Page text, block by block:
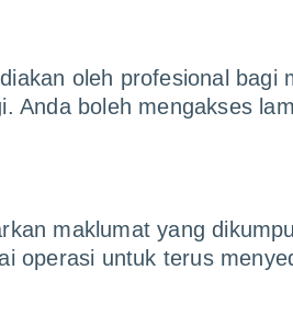
oleh profesional bagi
Anda boleh mengakses
maklumat yang
operasi untuk terus
dunia di mana berjuta-
dan sentiasa